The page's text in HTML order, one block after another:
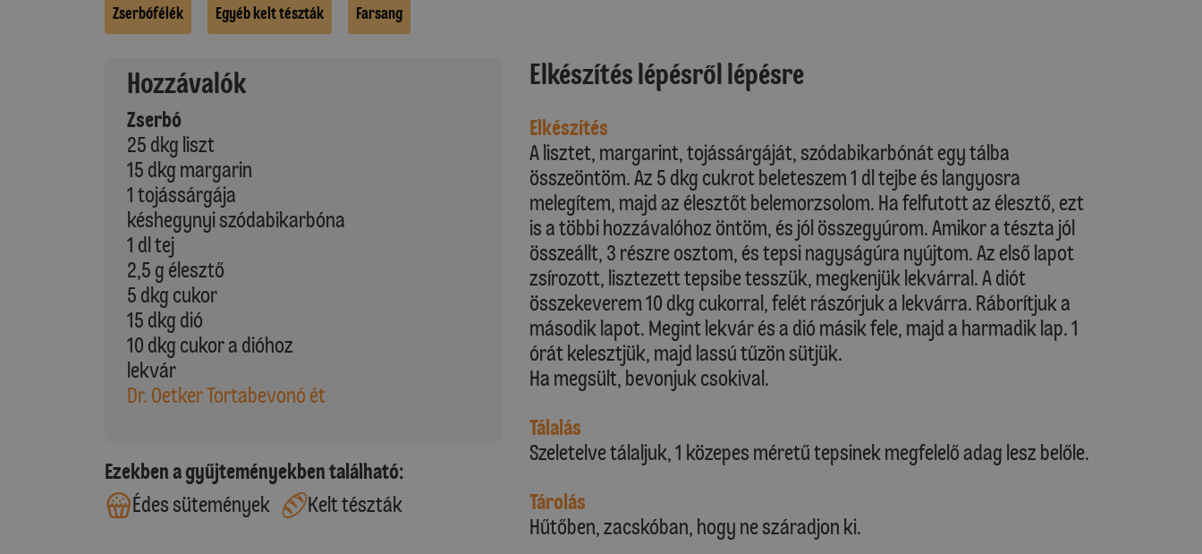
Zserbófélék Egyéb kelt tészták Farsang
Hozzávalók
Zserbó
25 dkg liszt
15 dkg margarin
1 tojássárgája
késhegynyi szódabikarbóna
1 dl tej
2,5 g élesztő
5 dkg cukor
15 dkg dió
10 dkg cukor a dióhoz
lekvár
Dr. Oetker Tortabevonó ét
Ezekben a gyűjteményekben található:
Édes sütemények
Kelt tészták
Elkészítés lépésről lépésre
Elkészítés
A lisztet, margarint, tojássárgáját, szódabikarbónát egy tálba
összeöntöm. Az 5 dkg cukrot beleteszem 1 dl tejbe és langyosra
melegítem, majd az élesztőt belemorzsolom. Ha felfutott az élesztő, ezt
is a többi hozzávalóhoz öntöm, és jól összegyúrom. Amikor a tészta jól
összeállt, 3 részre osztom, és tepsi nagyságúra nyújtom. Az első lapot
zsírozott, lisztezett tepsibe tesszük, megkenjük lekvárral. A diót
összekeverem 10 dkg cukorral, felét rászórjuk a lekvárra. Ráborítjuk a
második lapot. Megint lekvár és a dió másik fele, majd a harmadik lap. 1
órát kelesztjük, majd lassú tűzön sütjük.
Ha megsült, bevonjuk csokival.
Tálalás
Szeletelve tálaljuk, 1 közepes méretű tepsinek megfelelő adag lesz belőle.
Tárolás
Hűtőben, zacskóban, hogy ne száradjon ki.